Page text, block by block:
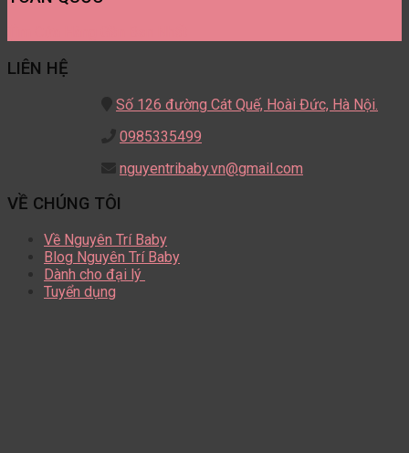
LIÊN HỆ
Số 126 đường Cát Quế, Hoài Đức, Hà Nội.
0985335499
nguyentribaby.vn@gmail.com
VỀ CHÚNG TÔI
Về Nguyên Trí Baby
Blog Nguyên Trí Baby
Dành cho đại lý
Tuyển dụng